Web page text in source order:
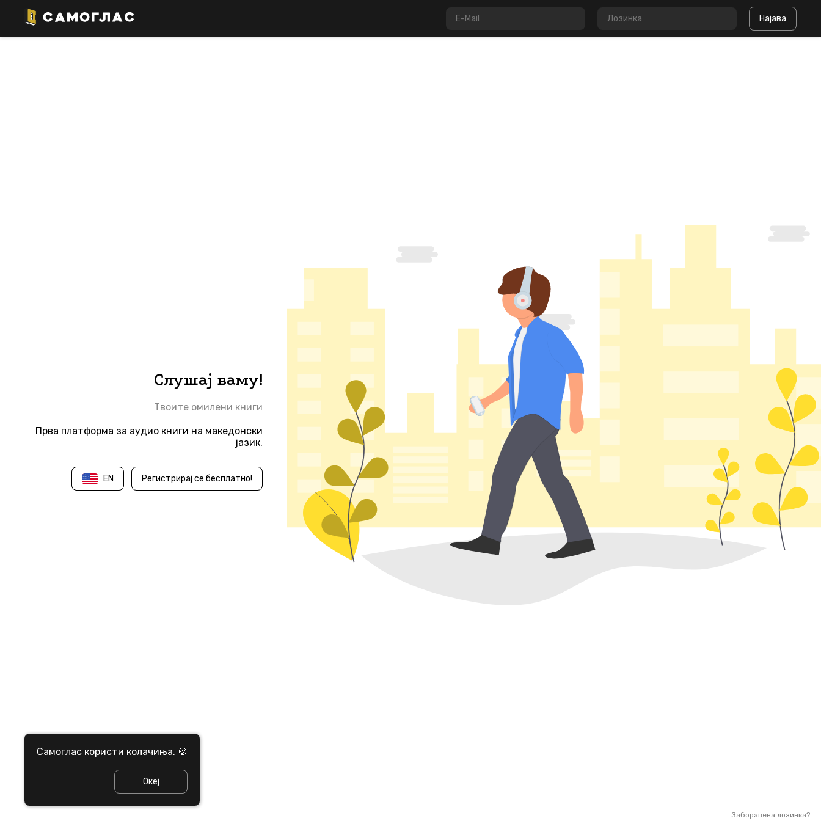
Најава
Слушај ваму!
Твоите омилени книги
Прва платформа за аудио книги на македонски
јазик.
EN Регистрирај се бесплатно!
Заборавена лозинка?
Самоглас користи колачиња. 🍪
Океј